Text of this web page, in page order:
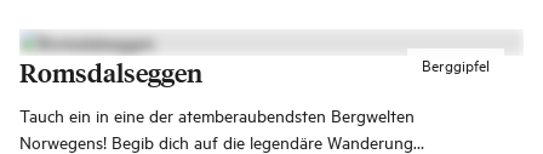
Berggipfel
Romsdalseggen
Tauch ein in eine der atemberaubendsten Bergwelten
Norwegens! Begib dich auf die legendäre Wanderung